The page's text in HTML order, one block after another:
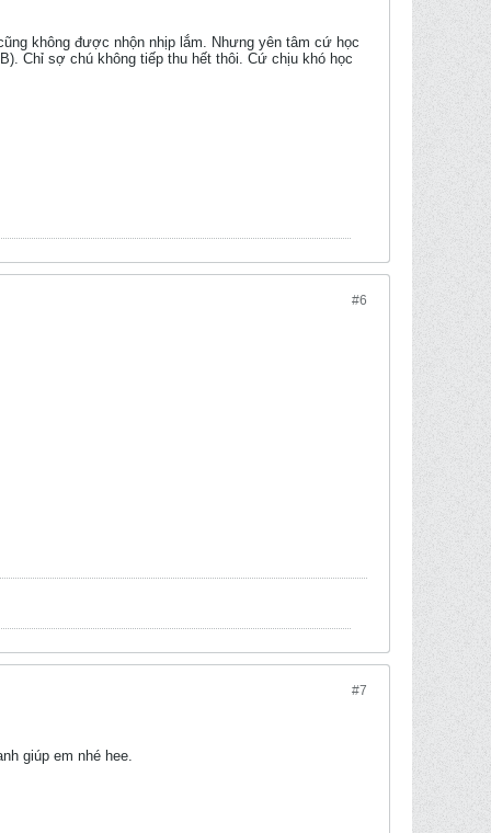
không được nhộn nhịp lắm. Nhưng yên tâm cứ học
Chỉ sợ chú không tiếp thu hết thôi. Cứ chịu khó học
#6
#7
giúp em nhé hee.